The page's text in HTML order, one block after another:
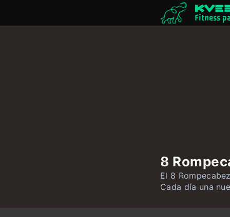
Fitness
8
El 8
Cada día una